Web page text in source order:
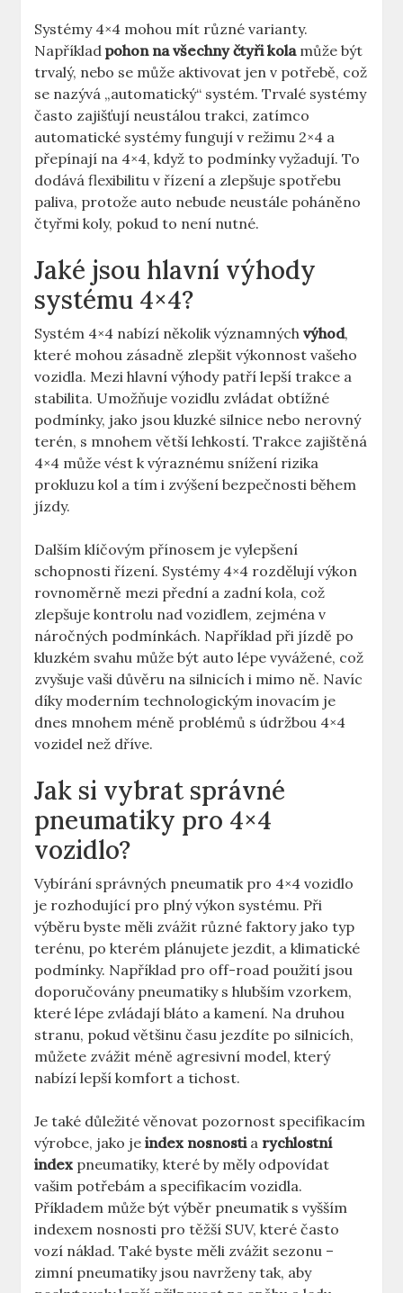
Systémy 4×4 mohou mít různé varianty.
Napříkladpohon na všechny čtyři kolamůže být
trvalý, nebo se může aktivovat jen v potřebě, což
se nazývá „automatický“ systém. Trvalé systémy
často zajišťují neustálou trakci, zatímco
automatické systémy fungují v režimu 2×4 a
přepínají na 4×4, když to podmínky vyžadují. To
dodává flexibilitu v řízení a zlepšuje spotřebu
paliva, protože auto nebude neustále poháněno
čtyřmi koly, pokud to není nutné.
Jaké jsou hlavní výhody
systému 4×4?
Systém 4×4 nabízí několik významnýchvýhod,
které mohou zásadně zlepšit výkonnost vašeho
vozidla. Mezi hlavní výhody patří lepší trakce a
stabilita. Umožňuje vozidlu zvládat obtížné
podmínky, jako jsou kluzké silnice nebo nerovný
terén, s mnohem větší lehkostí. Trakce zajištěná
4×4 může vést k výraznému snížení rizika
prokluzu kol a tím i zvýšení bezpečnosti během
jízdy.
Dalším klíčovým přínosem je vylepšení
schopnosti řízení. Systémy 4×4 rozdělují výkon
rovnoměrně mezi přední a zadní kola, což
zlepšuje kontrolu nad vozidlem, zejména v
náročných podmínkách. Například při jízdě po
kluzkém svahu může být auto lépe vyvážené, což
zvyšuje vaši důvěru na silnicích i mimo ně. Navíc
díky moderním technologickým inovacím je
dnes mnohem méně problémů s údržbou 4×4
vozidel než dříve.
Jak si vybrat správné
pneumatiky pro 4×4
vozidlo?
Vybírání správných pneumatik pro 4×4 vozidlo
je rozhodující pro plný výkon systému. Při
výběru byste měli zvážit různé faktory jako typ
terénu, po kterém plánujete jezdit, a klimatické
podmínky. Například pro off-road použití jsou
doporučovány pneumatiky s hlubším vzorkem,
které lépe zvládají bláto a kamení. Na druhou
stranu, pokud většinu času jezdíte po silnicích,
můžete zvážit méně agresivní model, který
nabízí lepší komfort a tichost.
Je také důležité věnovat pozornost specifikacím
výrobce, jako jeindex nosnostia rychlostní
index pneumatiky, které by měly odpovídat
vašim potřebám a specifikacím vozidla.
Příkladem může být výběr pneumatik s vyšším
indexem nosnosti pro těžší SUV, které často
vozí náklad. Také byste měli zvážit sezonu –
zimní pneumatiky jsou navrženy tak, aby